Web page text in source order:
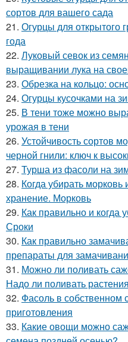
сортов для вашего сада
21. Огурцы для открытого
года
22. Луковый севок из
выращивании лука на
23. Обрезка на кольцо:
24. Огурцы кусочками на
25. В тени тоже можно
урожая в тени
26. Устойчивость сортов
черной гнили: ключ к
27. Турша из фасоли на
28. Когда убирать морковь
хранение. Морковь
29. Как правильно и когда
Сроки
30. Как правильно
препараты для
31. Можно ли поливать
Надо ли поливать
32. Фасоль в собственном
приготовления
33. Какие овощи можно